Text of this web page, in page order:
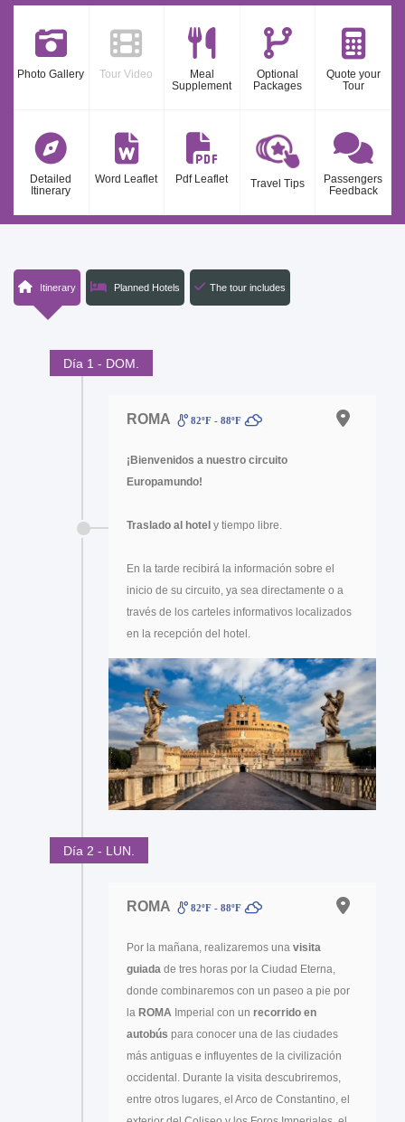
Photo Gallery Tour Video
Meal
Supplement
Optional
Packages
Quote your
Tour
Detailed
Itinerary
Word Leaflet Pdf Leaflet Travel Tips
Passengers
Feedback
Itinerary Planned Hotels The tour includes
Día 1 - DOM.
ROMA 82ºF - 88ºF
¡Bienvenidos a nuestro circuito
Europamundo!
Traslado al hotel y tiempo libre.
En la tarde recibirá la información sobre el
inicio de su circuito, ya sea directamente o a
través de los carteles informativos localizados
en la recepción del hotel.
Día 2 - LUN.
ROMA 82ºF - 88ºF
Por la mañana, realizaremos una visita
guiada de tres horas por la Ciudad Eterna,
donde combinaremos con un paseo a pie por
la ROMA Imperial con un recorrido en
autobús para conocer una de las ciudades
más antiguas e influyentes de la civilización
occidental. Durante la visita descubriremos,
entre otros lugares, el Arco de Constantino, el